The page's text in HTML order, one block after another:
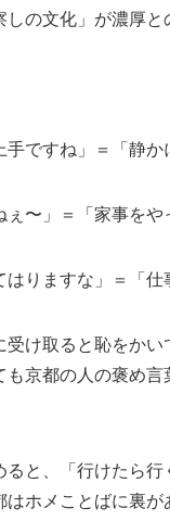
の文化」が濃厚と
手ですね」＝「静か
ぇ〜」＝「家事をや
はりますな」＝「仕
受け取ると恥をかい
も京都の人の褒め言
ると、「行けたら行
はホメことばに裏